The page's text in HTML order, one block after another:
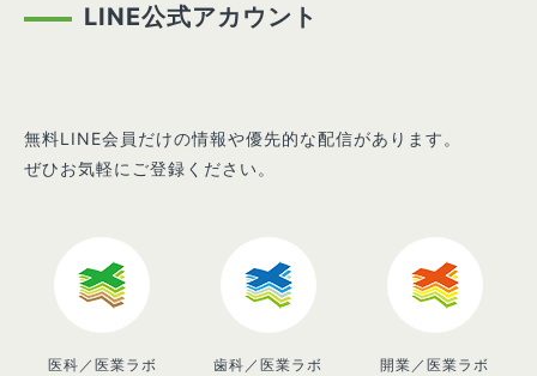
LINE公式アカウント
無料LINE会員だけの情報や優先的な配信があります。
ぜひお気軽にご登録ください。
医科／医業ラボ 歯科／医業ラボ 開業／医業ラボ